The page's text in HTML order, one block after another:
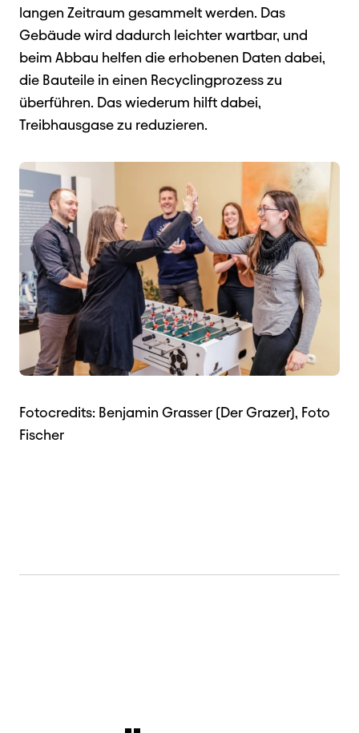
langen Zeitraum gesammelt werden. Das
Gebäude wird dadurch leichter wartbar, und
beim Abbau helfen die erhobenen Daten dabei,
die Bauteile in einen Recyclingprozess zu
überführen. Das wiederum hilft dabei,
Treibhausgase zu reduzieren.
Fotocredits: Benjamin Grasser (Der Grazer), Foto
Fischer